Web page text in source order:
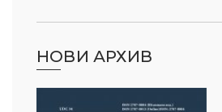
НОВИ АРХИВ